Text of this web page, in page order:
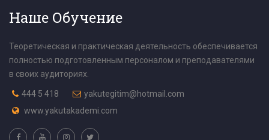
Наше Обучение
Теоретическая и практическая деятельность обеспечивается
полностью подготовленным персоналом и преподавателями
в своих аудиториях.
444 5 418
yakutegitim@hotmail.com
www.yakutakademi.com